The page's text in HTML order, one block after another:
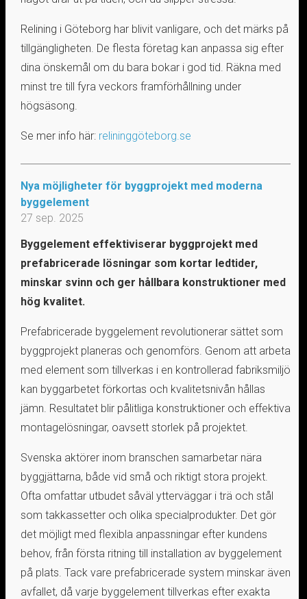
Relining i Göteborg har blivit vanligare, och det märks på
tillgängligheten. De flesta företag kan anpassa sig efter
dina önskemål om du bara bokar i god tid. Räkna med
minst tre till fyra veckors framförhållning under
högsäsong.
Se mer info här: relininggöteborg.se
Nya möjligheter för byggprojekt med moderna
byggelement
27 sep. 2025
Byggelement effektiviserar byggprojekt med
prefabricerade lösningar som kortar ledtider,
minskar svinn och ger hållbara konstruktioner med
hög kvalitet.
Prefabricerade byggelement revolutionerar sättet som
byggprojekt planeras och genomförs. Genom att arbeta
med element som tillverkas i en kontrollerad fabriksmiljö
kan byggarbetet förkortas och kvalitetsnivån hållas
jämn. Resultatet blir pålitliga konstruktioner och effektiva
montagelösningar, oavsett storlek på projektet.
Svenska aktörer inom branschen samarbetar nära
byggjättarna, både vid små och riktigt stora projekt.
Ofta omfattar utbudet såväl ytterväggar i trä och stål
som takkassetter och olika specialprodukter. Det gör
det möjligt med flexibla anpassningar efter kundens
behov, från första ritning till installation av byggelement
på plats. Tack vare prefabricerade system minskar även
avfallet, då varje byggelement tillverkas efter exakta